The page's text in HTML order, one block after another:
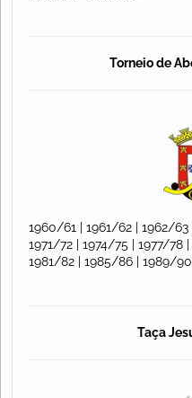
Torneio de
1960/61 | 1961/62 | 1962/
1971/72 | 1974/75 | 1977/78
1981/82 | 1985/86 | 1989/
Taça